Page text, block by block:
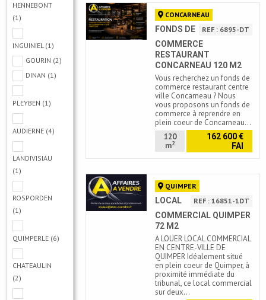
CONCARNEAU
REF : 6895-DT
FONDS DE
COMMERCE
RESTAURANT
CONCARNEAU 120 M2
Vous recherchez un fonds de
commerce restaurant centre
ville Concarneau ? Nous
vous proposons un fonds de
commerce à reprendre en
plein coeur de Concarneau…
120
m2
162 600 €
FAI
QUIMPER
REF : 16851-1DT
LOCAL
COMMERCIAL QUIMPER
72 M2
A LOUER LOCAL COMMERCIAL
EN CENTRE-VILLE DE
QUIMPER Idéalement situé
en plein coeur de Quimper, à
proximité immédiate du
tribunal, ce local commercial
sur deux…
HENNEBONT
(1)
INGUINIEL (1)
GOURIN (2)
DINAN (1)
PLEYBEN (1)
AUDIERNE (4)
LANDIVISIAU
(1)
ROSPORDEN
(1)
QUIMPERLE (6)
CHATEAULIN
(2)